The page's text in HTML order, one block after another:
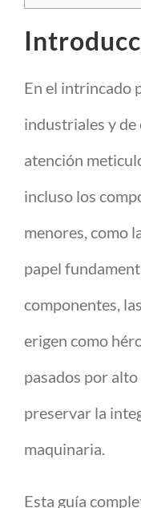
En el intrincado
industriales y
atención
incluso los
menores, como
papel
componentes,
erigen como
pasados por
preservar la
maquinaria.
Esta guía